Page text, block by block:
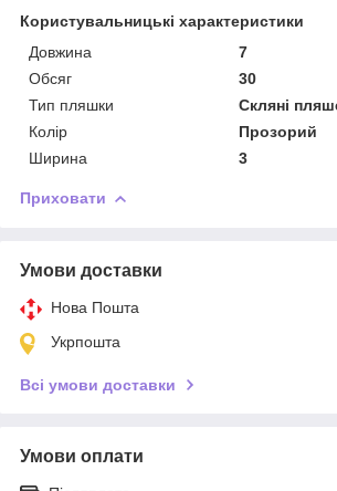
Користувальницькі характеристики
Довжина
7
Обсяг
30
Тип пляшки
Скляні
Колір
Прозорий
Ширина
3
Приховати
Умови доставки
Нова Пошта
Укрпошта
Всі умови доставки
Умови оплати